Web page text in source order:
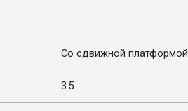
Со сдвижной платформой
3.5